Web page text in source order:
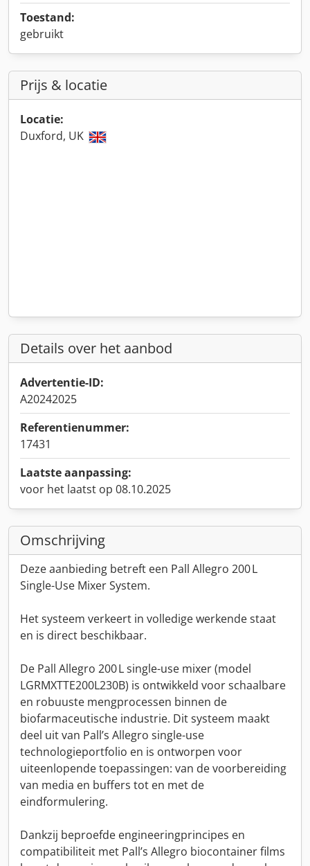
Toestand:
gebruikt
Prijs & locatie
Locatie:
Duxford, UK
Details over het aanbod
Advertentie-ID:
A20242025
Referentienummer:
17431
Laatste aanpassing:
voor het laatst op 08.10.2025
Omschrijving
Deze aanbieding betreft een Pall Allegro 200 L
Single-Use Mixer System.
Het systeem verkeert in volledige werkende staat
en is direct beschikbaar.
De Pall Allegro 200 L single-use mixer (model
LGRMXTTE200L230B) is ontwikkeld voor schaalbare
en robuuste mengprocessen binnen de
biofarmaceutische industrie. Dit systeem maakt
deel uit van Pall’s Allegro single-use
technologieportfolio en is ontworpen voor
uiteenlopende toepassingen: van de voorbereiding
van media en buffers tot en met de
eindformulering.
Dankzij beproefde engineeringprincipes en
compatibiliteit met Pall’s Allegro biocontainer films